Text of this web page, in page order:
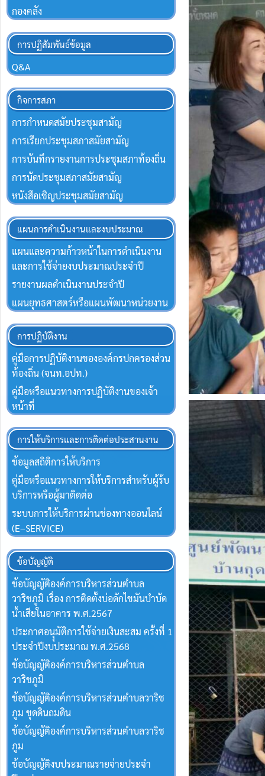
กองคลัง
การปฏิสัมพันธ์ข้อมูล
Q&A
กิจการสภา
การกำหนดสมัยประชุมสามัญ
การเรียกประชุมสภาสมัยสามัญ
การบันทึกรายงานการประชุมสภาท้องถิ่น
การนัดประชุมสภาสมัยสามัญ
หนังสือเชิญประชุมสมัยสามัญ
แผนการดำเนินงานและงบประมาณ
แผนและความก้าวหน้าในการดำเนินงาน
และการใช้จ่ายงบประมาณประจำปี
รายงานผลดำเนินงานประจำปี
แผนยุทธศาสตร์หรือแผนพัฒนาหน่วยงาน
การปฏิบัติงาน
คู่มือการปฏิบัติงานขององค์กรปกครองส่วน
ท้องถิ่น (จนท.อปท.)
คู่มือหรือแนวทางการปฏิบัติงานของเจ้า
หน้าที่
การให้บริการและการติดต่อประสานงาน
ข้อมูลสถิติการให้บริการ
คู่มือหรือแนวทางการให้บริการสำหรับผู้ร้บ
บริการหรือผู้มาติดต่อ
ระบบการให้บริการผ่านช่องทางออนไลน์
(E–SERVICE)
ข้อบัญญัติ
ข้อบัญญัติองค์การบริหารส่วนตำบล
วาริชภูมิ เรื่อง การติดตั้งบ่อดักไขมันบำบัด
น้ำเสียในอาคาร พ.ศ.2567
ประกาศอนุุมัติการใช้จ่ายเงินสะสม ครั้งที่ 1
ประจำปีงบประมาณ พ.ศ.2568
ข้อบัญญัติองค์การบริหารส่วนตำบล
วาริชภูมิ
ข้อบัญญัติองค์การบริหารส่วนตำบลวาริช
ภูม ขุดดินถมดิน
ข้อบัญญัติองค์การบริหารส่วนตำบลวาริช
ภูม
ข้อบัญญัติงบประมาณรายจ่ายประจำ